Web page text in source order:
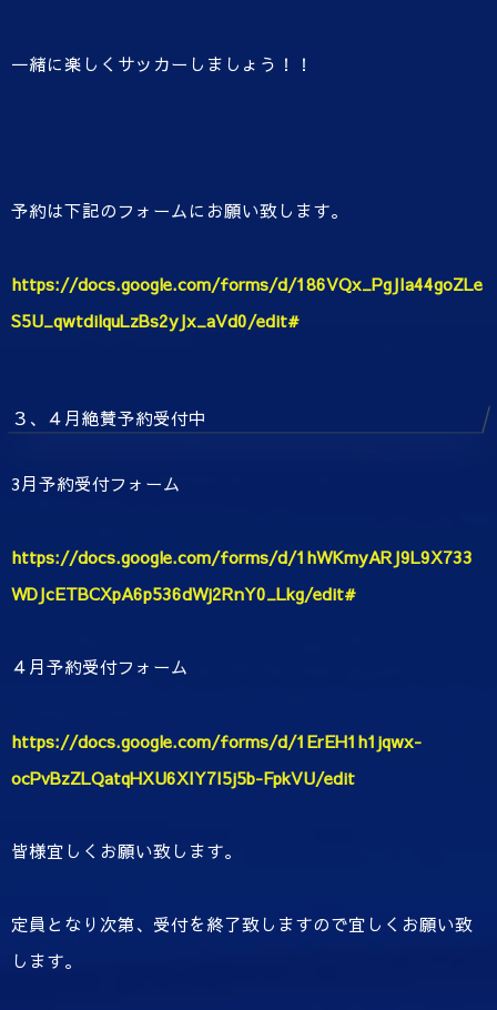
一緒に楽しくサッカーしましょう！！
予約は下記のフォームにお願い致します。
https://docs.google.com/forms/d/186VQx_PgJIa44goZLe
S5U_qwtdilquLzBs2yJx_aVd0/edit#
３、４月絶賛予約受付中
3月予約受付フォーム
https://docs.google.com/forms/d/1hWKmyARJ9L9X733
WDJcETBCXpA6p536dWj2RnY0_Lkg/edit#
４月予約受付フォーム
https://docs.google.com/forms/d/1ErEH1h1jqwx-
ocPvBzZLQatqHXU6XIY7I5j5b-FpkVU/edit
皆様宜しくお願い致します。
定員となり次第、受付を終了致しますので宜しくお願い致
します。